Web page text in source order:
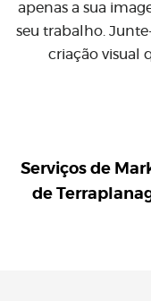
apenas a sua
seu trabalho.
criação visual
Serviços de
de